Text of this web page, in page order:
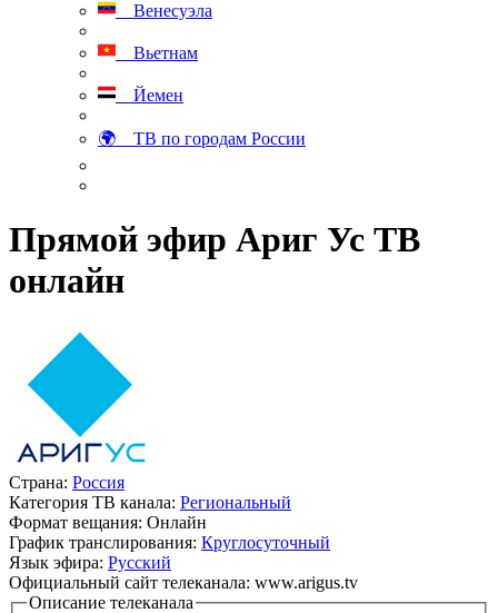
Венесуэла
Вьетнам
Йемен
🌍 ТВ по городам России
Прямой эфир Ариг Ус ТВ
онлайн
Страна: Россия
Категория ТВ канала: Региональный
Формат вещания: Онлайн
График транслирования: Круглосуточный
Язык эфира: Русский
Официальный сайт телеканала: www.arigus.tv
Описание телеканала